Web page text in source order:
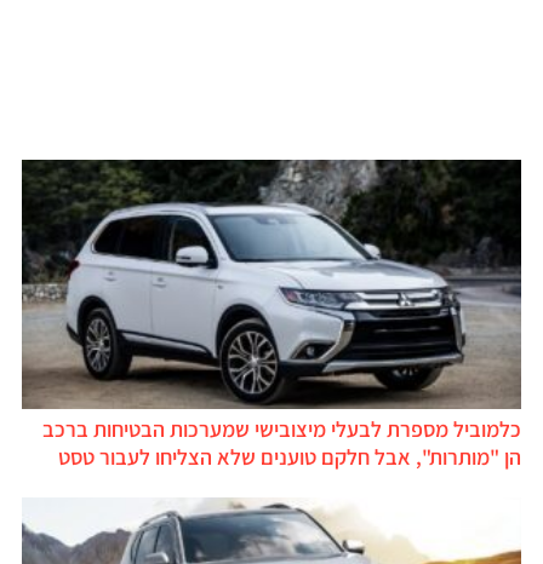
כלמוביל מספרת לבעלי מיצובישי שמערכות הבטיחות ברכב
הן "מותרות", אבל חלקם טוענים שלא הצליחו לעבור טסט